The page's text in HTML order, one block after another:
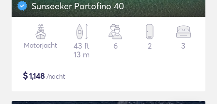
Sunseeker Portofino 40
Motorjacht
43 ft
13 m
6 2 3
$1,148 /nacht